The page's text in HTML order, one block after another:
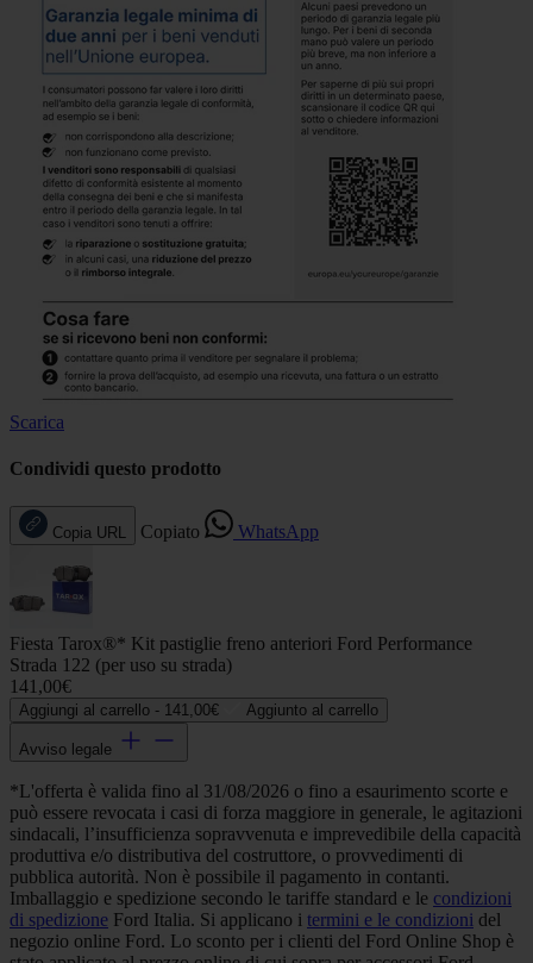
Scarica
Condividi questo prodotto
Copia URL Copiato WhatsApp
Fiesta Tarox®* Kit pastiglie freno anteriori Ford Performance
Strada 122 (per uso su strada)
141,00€
Aggiungi al carrello - 141,00€ Aggiunto al carrello
Avviso legale
*L'offerta è valida fino al 31/08/2026 o fino a esaurimento scorte e
può essere revocata i casi di forza maggiore in generale, le agitazioni
sindacali, l’insufficienza sopravvenuta e imprevedibile della capacità
produttiva e/o distributiva del costruttore, o provvedimenti di
pubblica autorità. Non è possibile il pagamento in contanti.
Imballaggio e spedizione secondo le tariffe standard e le condizioni
di spedizione Ford Italia. Si applicano i termini e le condizioni del
negozio online Ford. Lo sconto per i clienti del Ford Online Shop è